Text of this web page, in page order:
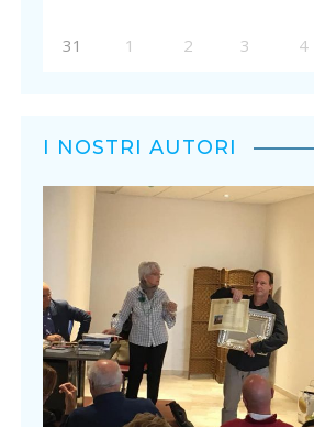
31 1 2 3 4
I NOSTRI AUTORI